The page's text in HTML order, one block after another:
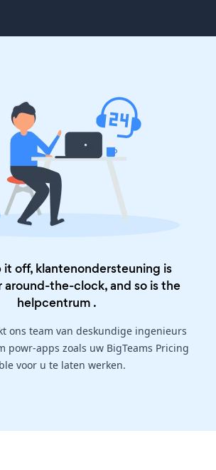
off, klantenondersteuning is
around-the-clock, and so is the
helpcentrum .
ons team van deskundige ingenieurs
powr-apps zoals uw BigTeams Pricing
voor u te laten werken.